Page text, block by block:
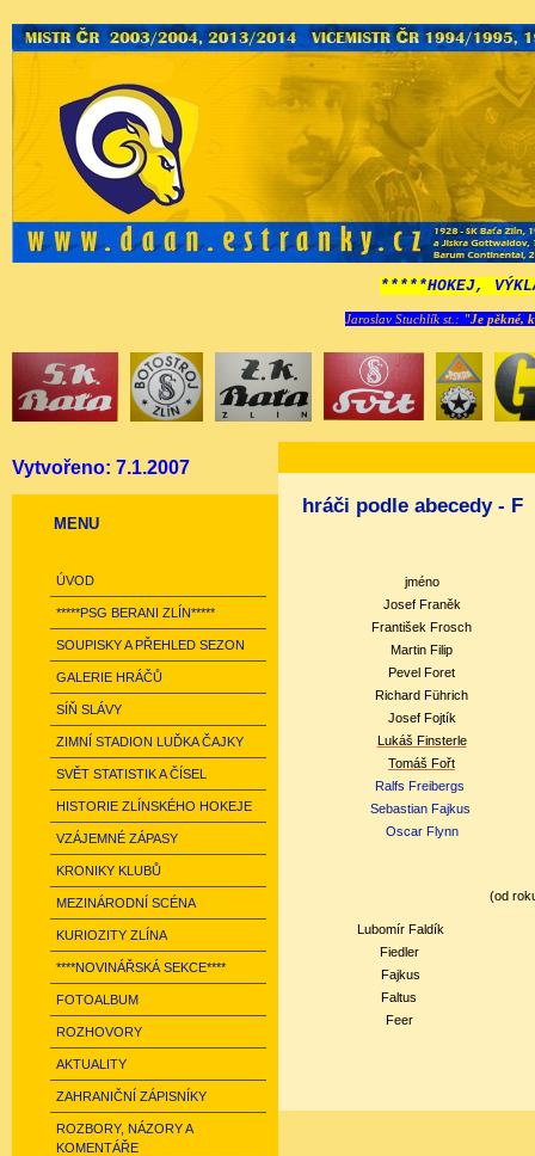
*****HOKEJ,
Jaroslav Stuchlík st.: "Je pěkné,
Vytvořeno: 7.1.2007
MENU
ÚVOD
*****PSG BERANI ZLÍN*****
SOUPISKY A PŘEHLED SEZON
GALERIE HRÁČŮ
SÍŇ SLÁVY
ZIMNÍ STADION LUĎKA ČAJKY
SVĚT STATISTIK A ČÍSEL
HISTORIE ZLÍNSKÉHO HOKEJE
VZÁJEMNÉ ZÁPASY
KRONIKY KLUBŮ
MEZINÁRODNÍ SCÉNA
KURIOZITY ZLÍNA
****NOVINÁŘSKÁ SEKCE****
FOTOALBUM
ROZHOVORY
AKTUALITY
ZAHRANIČNÍ ZÁPISNÍKY
ROZBORY, NÁZORY A
KOMENTÁŘE
hráči podle abecedy - F
jméno
Josef Franěk
František Frosch
Martin Filip
Pevel Foret
Richard Führich
Josef Fojtík
Lukáš Finsterle
Tomáš Fořt
Ralfs Freibergs
Sebastian Fajkus
Oscar Flynn
(od
Lubomír Faldík
Fiedler
Fajkus
Faltus
Feer